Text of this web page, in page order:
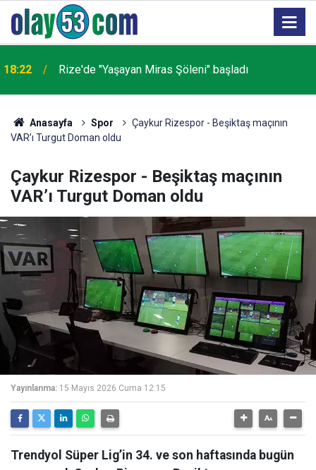
18:22 Rize'de "Yaşayan Miras Şöleni" başladı
Anasayfa Spor
Çaykur Rizespor - Beşiktaş maçının
VAR’ı Turgut Doman oldu
Çaykur Rizespor - Beşiktaş maçının
VAR’ı Turgut Doman oldu
Yayınlanma: 15 Mayıs 2026 Cuma 12:15
Trendyol Süper Lig’in 34. ve son haftasında bugün